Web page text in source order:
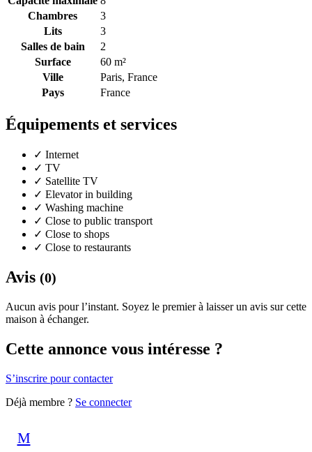
Chambres
3
Lits
3
Salles de bain
2
Surface
60 m²
Ville
Paris, France
Pays
France
Équipements et services
✓ Internet
✓ TV
✓ Satellite TV
✓ Elevator in building
✓ Washing machine
✓ Close to public transport
✓ Close to shops
✓ Close to restaurants
Avis (0)
Aucun avis pour l’instant. Soyez le premier à laisser un avis sur cette
maison à échanger.
Cette annonce vous intéresse ?
S’inscrire pour contacter
Déjà membre ? Se connecter
M